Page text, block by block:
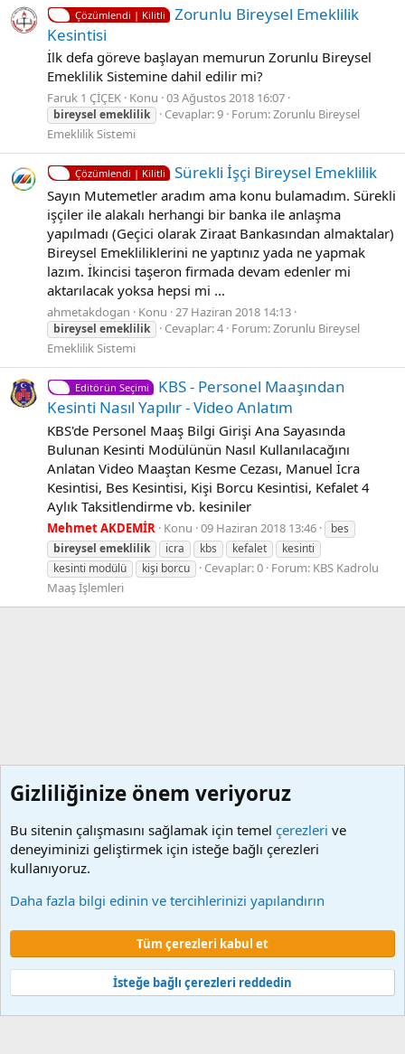
Çözümlendi | Kilitli
Zorunlu Bireysel Emeklilik
Kesintisi
İlk defa göreve başlayan memurun Zorunlu Bireysel
Emeklilik Sistemine dahil edilir mi?
Faruk 1 ÇİÇEK Konu 03 Ağustos 2018 16:07
bireysel emeklilik Cevaplar: 9 Forum:Zorunlu Bireysel
Emeklilik Sistemi
Çözümlendi | Kilitli Sürekli İşçi Bireysel Emeklilik
Sayın Mutemetler aradım ama konu bulamadım. Sürekli
işçiler ile alakalı herhangi bir banka ile anlaşma
yapılmadı (Geçici olarak Ziraat Bankasından almaktalar)
Bireysel Emekliliklerini ne yaptınız yada ne yapmak
lazım. İkincisi taşeron firmada devam edenler mi
aktarılacak yoksa hepsi mi ...
ahmetakdogan Konu 27 Haziran 2018 14:13
bireysel emeklilik Cevaplar: 4 Forum:Zorunlu Bireysel
Emeklilik Sistemi
Editörün Seçimi
KBS - Personel Maaşından
Kesinti Nasıl Yapılır - Video Anlatım
KBS'de Personel Maaş Bilgi Girişi Ana Sayasında
Bulunan Kesinti Modülünün Nasıl Kullanılacağını
Anlatan Video Maaştan Kesme Cezası, Manuel İcra
Kesintisi, Bes Kesintisi, Kişi Borcu Kesintisi, Kefalet 4
Aylık Taksitlendirme vb. kesiniler
Mehmet AKDEMİR Konu 09 Haziran 2018 13:46
bes
bireysel emeklilik icra kbs kefalet
kesinti
kesinti modülü
kişi borcu Cevaplar: 0 Forum: KBS Kadrolu
Maaş İşlemleri
Çerezler
Şartlar ve kurallar
Gizlilik politikası Yardım Ana sayfa
Community platform by XenForo © 2010-2024 XenForo Ltd.
Türkçe yama 🇹🇷 [XGT] Yazılım ve web hizmetleri 2014-2024
Gizliliğinize önem veriyoruz
Bu sitenin çalışmasını sağlamak için temel çerezleri ve
deneyiminizi geliştirmek için isteğe bağlı çerezleri
kullanıyoruz.
Daha fazla bilgi edinin ve tercihlerinizi yapılandırın
Tüm çerezleri kabul et
İsteğe bağlı çerezleri reddedin